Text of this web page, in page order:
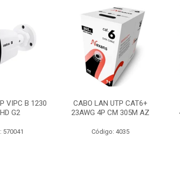
VIPC B 1230
G2
570041
CABO LAN UTP CAT6+
23AWG 4P CM 305M AZ
Código: 4035